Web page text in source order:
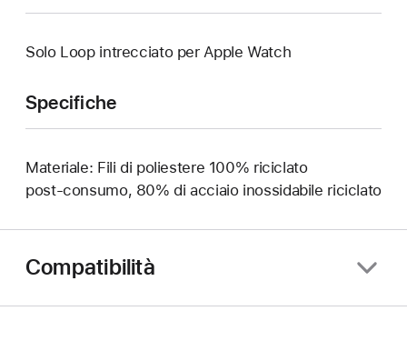
Solo Loop intrecciato per Apple Watch
Specifiche
Materiale: Fili di poliestere 100% riciclato
post‑consumo, 80% di acciaio inossidabile riciclato
Compatibilità